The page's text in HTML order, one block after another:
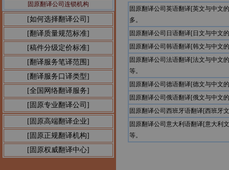
固原翻译公司连锁机构
[如何选择翻译公司]
[翻译质量规范标准]
[稿件分级定价标准]
[翻译服务笔译范围]
[翻译服务口译类型]
[全国网络翻译服务]
[固原专业翻译公司]
[固原高端翻译企业]
[固原正规翻译机构]
[固原权威翻译中心]
固原翻译公司英语翻译[英文与中文
多。
固原翻译公司日语翻译[日文与中文
固原翻译公司韩语翻译[韩文与中文
固原翻译公司法语翻译[法文与中文
等。
固原翻译公司德语翻译[德文与中文
固原翻译公司俄语翻译[俄文与中文
固原翻译公司西班牙语翻译[西班牙
固原翻译公司意大利语翻译[意大利
等。